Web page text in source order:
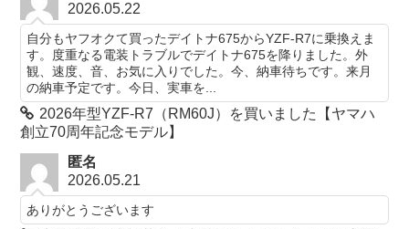
2026.05.22
自分もヤフオクて買ったデイトナ675からYZF-R7に乗換えま
す。度重なる電装トラブルでデイトナ675を降りました。外
観、速度、音、お気に入りでした。今、納車待ちです。来月
の納車予定です。今日、実車を...
2026年型YZF-R7（RM60J）を買いました【ヤマハ
創立70周年記念モデル】
匿名
2026.05.21
ありがとうございます